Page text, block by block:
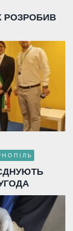
РОЗРОБИВ